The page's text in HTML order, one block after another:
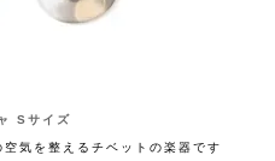
Sサイズ
気を整えるチベットの楽器です